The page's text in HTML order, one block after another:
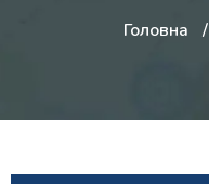
Головна